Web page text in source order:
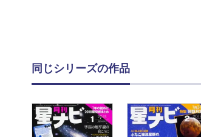
同じシリーズの作品